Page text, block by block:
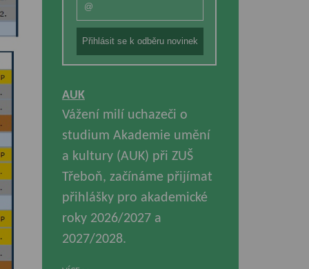
AUK
Vážení milí uchazeči o
studium Akademie umění
a kultury (AUK) při ZUŠ
Třeboň, začínáme přijímat
přihlášky pro akademické
roky 2026/2027 a
2027/2028.